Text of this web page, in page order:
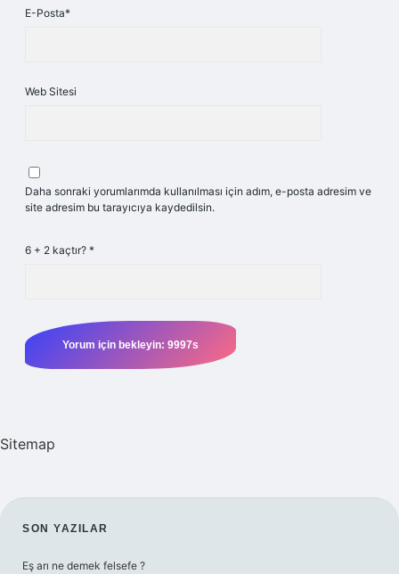
E-Posta*
Web Sitesi
Daha sonraki yorumlarımda kullanılması için adım, e-posta adresim ve
site adresim bu tarayıcıya kaydedilsin.
6 + 2 kaçtır? *
Sitemap
SIDEBAR
SON YAZILAR
Eş arı ne demek felsefe ?